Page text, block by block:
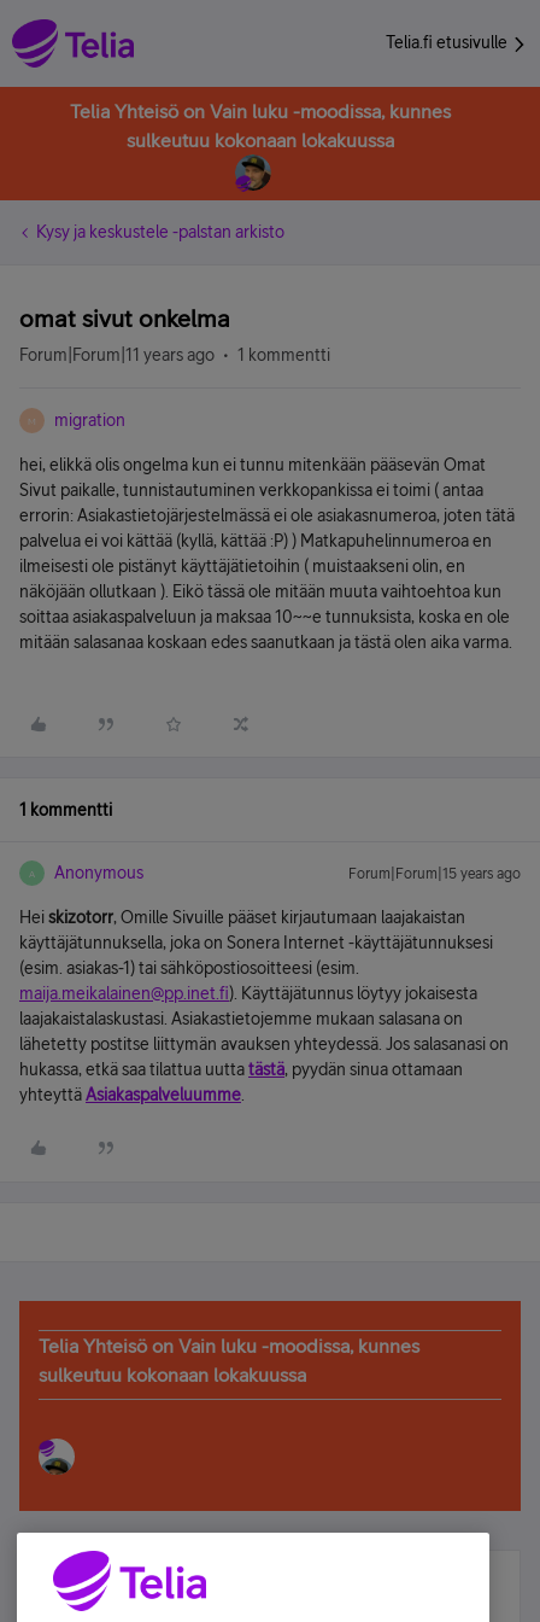
Telia.fi etusivulle
Telia Yhteisö on Vain luku -moodissa, kunnes
sulkeutuu kokonaan lokakuussa
Kysy ja keskustele -palstan arkisto
omat sivut onkelma
Forum|Forum|11 years ago 1 kommentti
M migration
hei, elikkä olis ongelma kun ei tunnu mitenkään pääsevän Omat
Sivut paikalle, tunnistautuminen verkkopankissa ei toimi ( antaa
errorin: Asiakastietojärjestelmässä ei ole asiakasnumeroa, joten tätä
palvelua ei voi kättää (kyllä, kättää :P) ) Matkapuhelinnumeroa en
ilmeisesti ole pistänyt käyttäjätietoihin ( muistaakseni olin, en
näköjään ollutkaan ). Eikö tässä ole mitään muuta vaihtoehtoa kun
soittaa asiakaspalveluun ja maksaa 10~~e tunnuksista, koska en ole
mitään salasanaa koskaan edes saanutkaan ja tästä olen aika varma.
1 kommentti
A Anonymous Forum|Forum|15 years ago
Heiskizotorr, Omille Sivuille pääset kirjautumaan laajakaistan
käyttäjätunnuksella, joka on Sonera Internet -käyttäjätunnuksesi
(esim. asiakas-1) tai sähköpostiosoitteesi (esim.
maija.meikalainen@pp.inet.fi). Käyttäjätunnus löytyy jokaisesta
laajakaistalaskustasi. Asiakastietojemme mukaan salasana on
lähetetty postitse liittymän avauksen yhteydessä. Jos salasanasi on
hukassa, etkä saa tilattua uuttatästä, pyydän sinua ottamaan
yhteyttäAsiakaspalveluumme
Telia Yhteisö on Vain luku -moodissa, kunnes
sulkeutuu kokonaan lokakuussa
Älä jää paitsi – osallistu ja voita!